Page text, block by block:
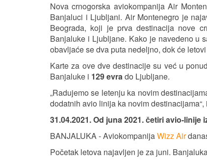
Nova crnogorska aviokompanija Air
Banjaluci i Ljubljani. Air Montenegro je
Beograda, koji je prva destinacija nove
Banjaluke i Ljubljane. Kako je navedeno u
obavljaće se dva puta nedeljno, dok će
Karte za ove dve destinacije su već u
Banjaluke i 129 evrado Ljubljane.
„Radujemo se letenju ka novim
dodatnih avio linija ka novim
31.04.2021. Od juna 2021. četiri avio-linije
BANJALUKA - AviokompanijaWizz Air
Početak letova najavljen je za juni.